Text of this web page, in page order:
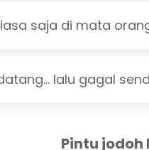
saja di mata
lalu gagal
Pintu